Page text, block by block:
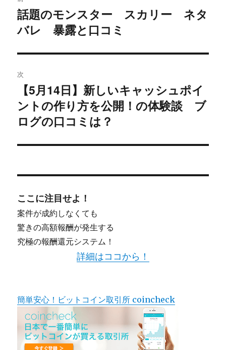
稿
ナ
ビ
ゲ
ー
シ
過
去
投
稿:
話題のモンスター スカリー ネタ
バレ 暴露と口コミ
次
の
投
【5月14日】新しいキャッシュポイ
ントの作り方を公開！の体験談 ブ
ログの口コミは？
ここに注目せよ！
案件が成約しなくても
驚きの高額報酬が発生する
究極の報酬還元システム！
詳細はココから！
簡単安心！ビットコイン取引所 coincheck